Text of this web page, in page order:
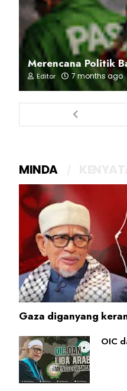
Merencana Politik
Editor 7 months ago
MINDA
Gaza diganyang
OIC